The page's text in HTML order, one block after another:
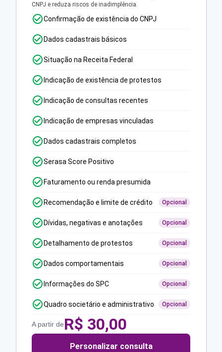
CNPJ e reduza riscos de inadimplência.
Confirmação de existência do CNPJ
Dados cadastrais básicos
Situação na Receita Federal
Indicação de existência de protestos
Indicação de consultas recentes
Indicação de empresas vinculadas
Dados cadastrais completos
Serasa Score Positivo
Faturamento ou renda presumida
Recomendação e limite de crédito Opcional
Dívidas, negativas e anotações Opcional
Detalhamento de protestos Opcional
Dados comportamentais Opcional
Informações do SPC Opcional
Quadro societário e administrativo Opcional
A partir deR$ 30,00
Personalizar consulta